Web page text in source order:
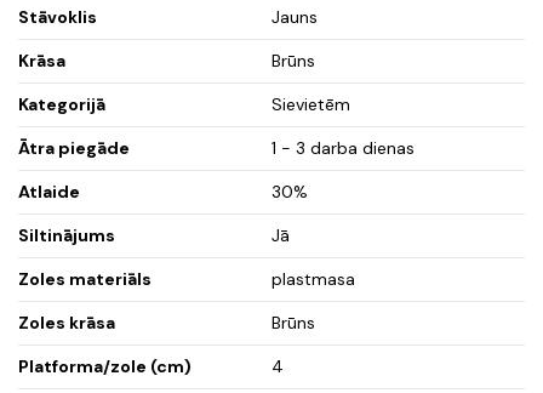
Stāvoklis
Jauns
Krāsa
Brūns
Kategorijā
Sievietēm
Ātra piegāde
1 - 3 darba dienas
Atlaide
30%
Siltinājums
Jā
Zoles materiāls
plastmasa
Zoles krāsa
Brūns
Platforma/zole (cm)
4